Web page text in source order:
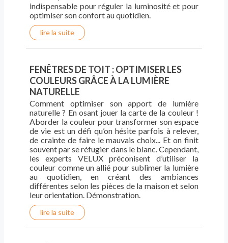
indispensable pour réguler la luminosité et pour
optimiser son confort au quotidien.
lire la suite
FENÊTRES DE TOIT : OPTIMISER LES
COULEURS GRÂCE À LA LUMIÈRE
NATURELLE
Comment optimiser son apport de lumière
naturelle ? En osant jouer la carte de la couleur !
Aborder la couleur pour transformer son espace
de vie est un défi qu’on hésite parfois à relever,
de crainte de faire le mauvais choix... Et on finit
souvent par se réfugier dans le blanc. Cependant,
les experts VELUX préconisent d’utiliser la
couleur comme un allié pour sublimer la lumière
au quotidien, en créant des ambiances
différentes selon les pièces de la maison et selon
leur orientation. Démonstration.
lire la suite